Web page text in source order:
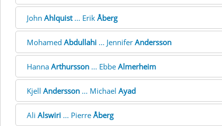
John Ahlquist... Erik Åberg
Mohamed Abdullahi ... Jennifer Andersson
Hanna Arthursson ... Ebbe Almerheim
Kjell Andersson ... Michael Ayad
Ali Alswiri ... Pierre Åberg